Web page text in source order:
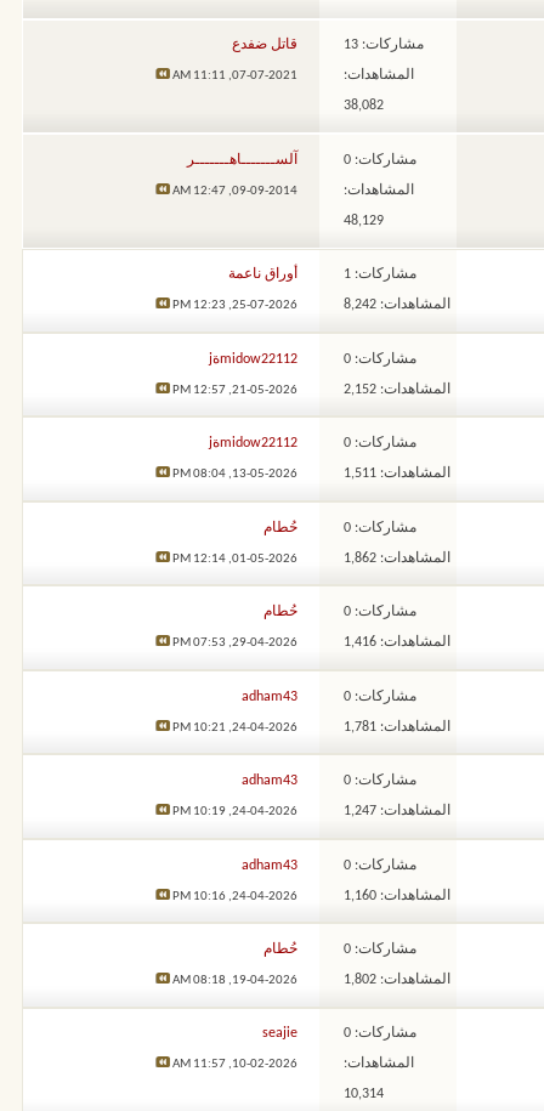
مشاركات: 13
المشاهدات:
38,082
قاتل ضفدع
07-07-2021,
11:11 AM
مشاركات: 0
المشاهدات:
48,129
آلســـــــاهـــــــر
09-09-2014,
12:47 AM
مشاركات: 1
المشاهدات: 8,242
أوراق ناعمة
25-07-2026,
12:23 PM
مشاركات: 0
المشاهدات: 2,152
midow22112ةj
21-05-2026,
12:57 PM
مشاركات: 0
المشاهدات: 1,511
midow22112ةj
13-05-2026,
08:04 PM
مشاركات: 0
المشاهدات: 1,862
حُطام
01-05-2026,
12:14 PM
مشاركات: 0
المشاهدات: 1,416
حُطام
29-04-2026,
07:53 PM
مشاركات: 0
المشاهدات: 1,781
adham43
24-04-2026,
10:21 PM
مشاركات: 0
المشاهدات: 1,247
adham43
24-04-2026,
10:19 PM
مشاركات: 0
المشاهدات: 1,160
adham43
24-04-2026,
10:16 PM
مشاركات: 0
المشاهدات: 1,802
حُطام
19-04-2026,
08:18 AM
مشاركات: 0
المشاهدات:
10,314
seajie
10-02-2026,
11:57 AM